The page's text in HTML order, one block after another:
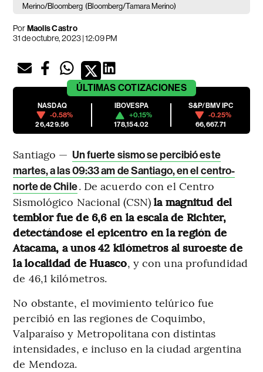
Merino/Bloomberg (Bloomberg/Tamara Merino)
PorMaolis Castro
31 de octubre, 2023 | 12:09 PM
ÚLTIMAS COTIZACIONES
NASDAQ
-0.58%
26,429.56
IBOVESPA
+0.15%
178,154.02
S&P/BMV IPC
-0.25%
66,667.71
Santiago — Un fuerte sismo se percibió este
martes, a las 09:33 am de Santiago, en el centro-
norte de Chile. De acuerdo con el Centro
Sismológico Nacional (CSN)la magnitud del
temblor fue de 6,6 en la escala de Richter,
detectándose el epicentro en la región de
Atacama, a unos 42 kilómetros al suroeste de
la localidad de Huasco, y con una profundidad
de 46,1 kilómetros.
No obstante, el movimiento telúrico fue
percibió en las regiones de Coquimbo,
Valparaíso y Metropolitana con distintas
intensidades, e incluso en la ciudad argentina
de Mendoza.